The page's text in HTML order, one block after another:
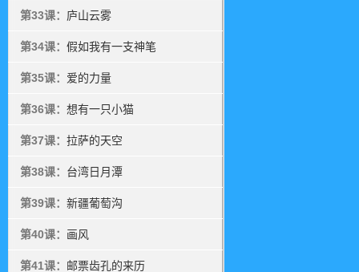
第33课： 庐山云雾
第34课： 假如我有一支神笔
第35课： 爱的力量
第36课： 想有一只小猫
第37课： 拉萨的天空
第38课： 台湾日月潭
第39课： 新疆葡萄沟
第40课： 画风
第41课： 邮票齿孔的来历